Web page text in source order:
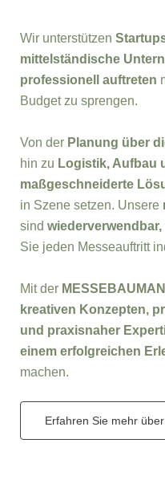
Wir unterstützen
mittelständische
professionell auftreten
Budget zu sprengen.
Von der Planung über
hin zu Logistik, Aufbau
maßgeschneiderte
in Szene setzen. Unsere
sind
Sie jeden Messeauftritt
Mit der
kreativen Konzepten,
und praxisnaher
einem erfolgreichen
machen.
Erfahren Sie mehr